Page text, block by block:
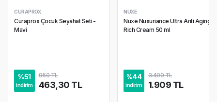
CURAPROX
Curaprox Çocuk Seyahat Seti -
Mavi
%51
indirim
950 TL
463,30 TL
NUXE
Nuxe Nuxuriance Ultra Anti Aging
Rich Cream 50 ml
%44
indirim
3.400 TL
1.909 TL